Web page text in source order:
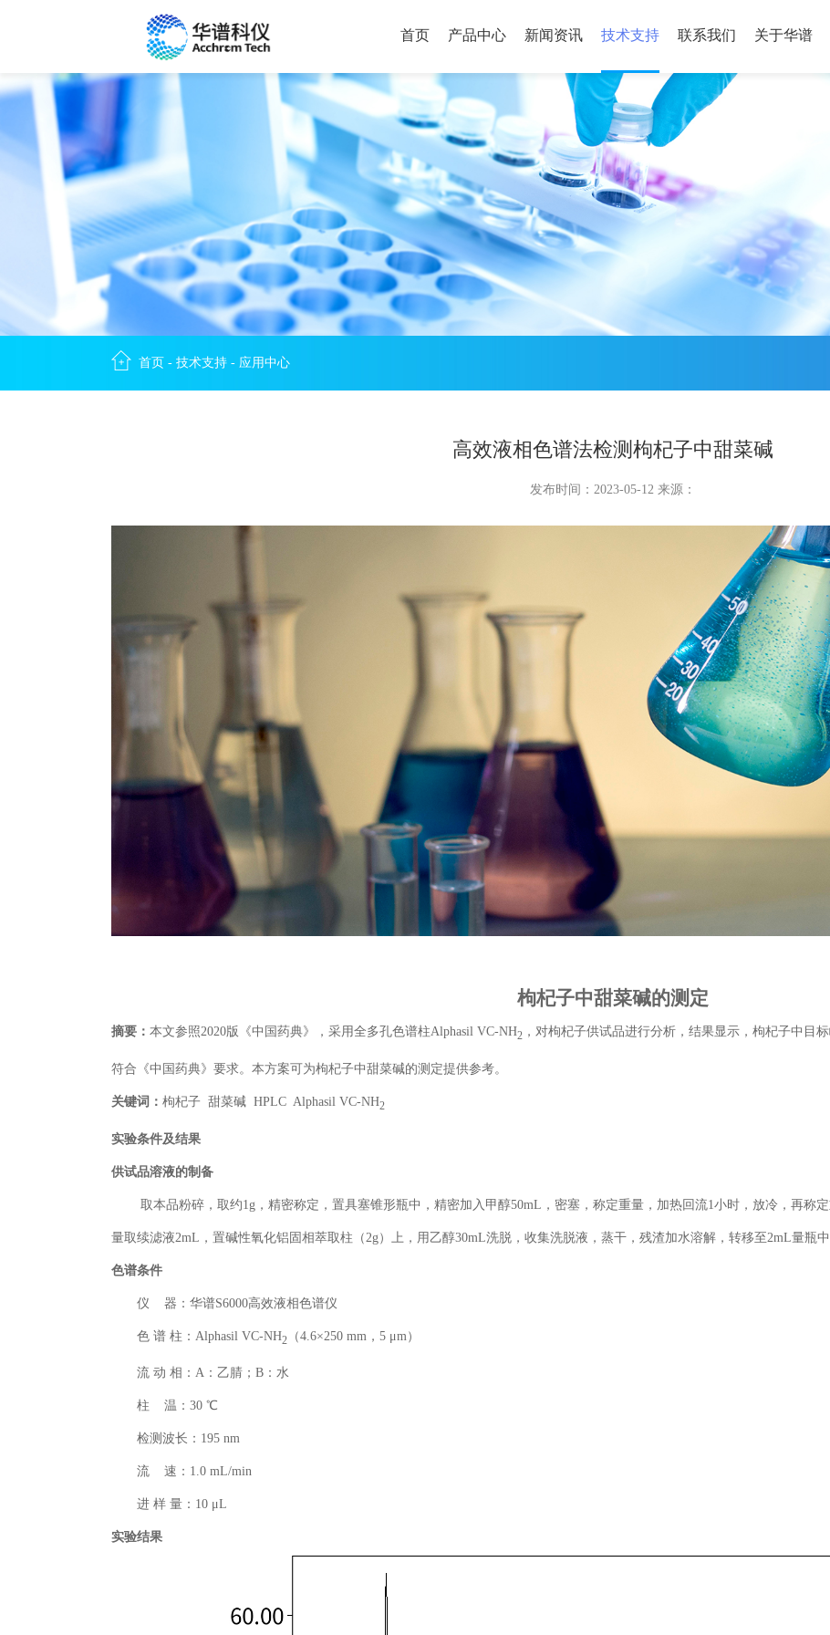
首页 产品中心 新闻资讯 技术支持 联系我们 关于华谱
首页 - 技术支持 - 应用中心
高效液相色谱法检测枸杞子中甜菜碱
发布时间：2023-05-12 来源：
枸杞子中甜菜碱的测定
摘要： 本文参照2020版《中国药典》，采用全多孔色谱柱Alphasil VC-NH2 ，对枸杞子供试品进行分析，结果显示，枸杞子中目
符合《中国药典》要求。本方案可为枸杞子中甜菜碱的测定提供参考。
关键词： 枸杞子 甜菜碱 HPLC Alphasil VC-NH2
实验条件及结果
供试品溶液的制备
取本品粉碎，取约1g，精密称定，置具塞锥形瓶中，精密加入甲醇50mL，密塞，称定重量，加热回流1小时，放冷，再称
量取续滤液2mL，置碱性氧化铝固相萃取柱（2g）上，用乙醇30mL洗脱，收集洗脱液，蒸干，残渣加水溶解，转移至2mL量瓶
色谱条件
仪 器：华谱S6000高效液相色谱仪
色 谱 柱：Alphasil VC-NH2 （4.6×250 mm，5 μm）
流 动 相：A：乙腈；B：水
柱 温：30 ℃
检测波长：195 nm
流 速：1.0 mL/min
进 样 量：10 μL
实验结果